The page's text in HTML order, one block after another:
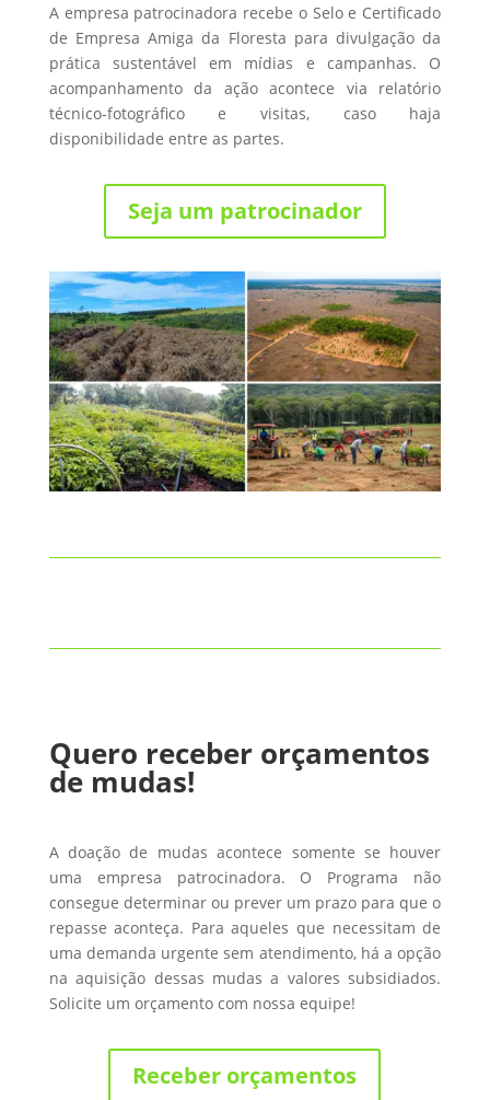
A empresa patrocinadora recebe o Selo e Certificado
de Empresa Amiga da Floresta para divulgação da
prática sustentável em mídias e campanhas. O
acompanhamento da ação acontece via relatório
técnico-fotográfico e visitas, caso haja
disponibilidade entre as partes.
Seja um patrocinador
Quero receber orçamentos
de mudas!
A doação de mudas acontece somente se houver
uma empresa patrocinadora. O Programa não
consegue determinar ou prever um prazo para que o
repasse aconteça. Para aqueles que necessitam de
uma demanda urgente sem atendimento, há a opção
na aquisição dessas mudas a valores subsidiados.
Solicite um orçamento com nossa equipe!
Receber orçamentos